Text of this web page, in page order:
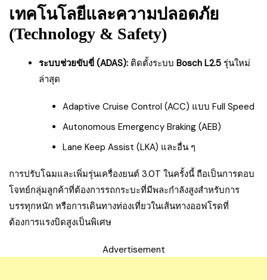
เทคโนโลยีและความปลอดภัย
(Technology & Safety)
ระบบช่วยขับขี่ (ADAS): ติดตั้งระบบ Bosch L2.5 รุ่นใหม่
ล่าสุด
Adaptive Cruise Control (ACC) แบบ Full Speed
Autonomous Emergency Braking (AEB)
Lane Keep Assist (LKA) และอื่น ๆ
การปรับโฉมและเพิ่มรุ่นเครื่องยนต์ 3.0T ในครั้งนี้ ถือเป็นการตอบ
โจทย์กลุ่มลูกค้าที่ต้องการรถกระบะที่มีพละกำลังสูงสำหรับการ
บรรทุกหนัก หรือการเดินทางท่องเที่ยวในเส้นทางออฟโรดที่
ต้องการแรงบิดสูงเป็นพิเศษ
Advertisement